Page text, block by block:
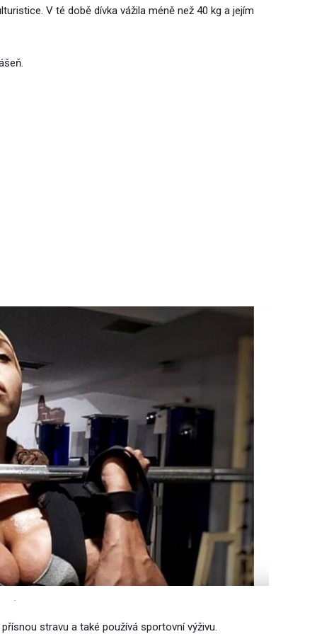
V té době dívka vážila méně než 40 kg a jejím
.
stravu a také používá sportovní výživu.